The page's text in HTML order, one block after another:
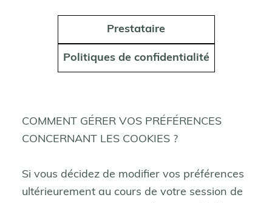
Prestataire
Politiques de confidentialité
COMMENT GÉRER VOS PRÉFÉRENCES
CONCERNANT LES COOKIES ?
Si vous décidez de modifier vos préférences
ultérieurement au cours de votre session de